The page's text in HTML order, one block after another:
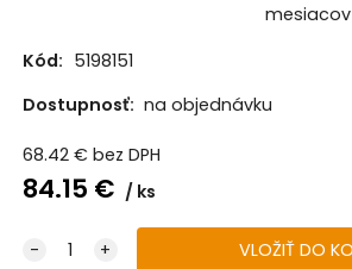
mesiacov
Kód: 5198151
Dostupnosť: na objednávku
68.42€ bez DPH
84.15 € ks